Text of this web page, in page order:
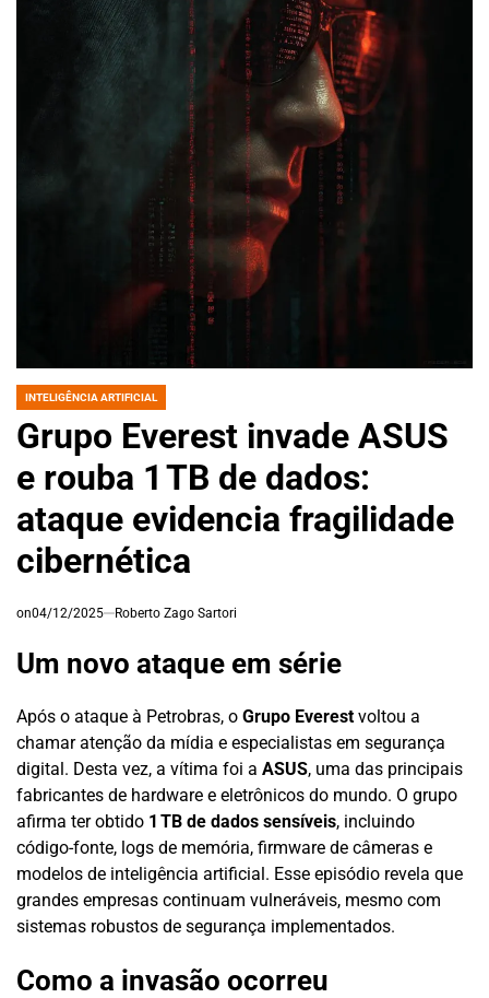
POSTED
INTELIGÊNCIA ARTIFICIAL
Grupo Everest invade ASUS
e rouba 1 TB de dados:
ataque evidencia fragilidade
cibernética
on04/12/2025 Roberto Zago Sartori
Um novo ataque em série
Após o ataque à Petrobras, o Grupo Everest voltou a
chamar atenção da mídia e especialistas em segurança
digital. Desta vez, a vítima foi a ASUS, uma das principais
fabricantes de hardware e eletrônicos do mundo. O grupo
afirma ter obtido 1 TB de dados sensíveis, incluindo
código-fonte, logs de memória, firmware de câmeras e
modelos de inteligência artificial. Esse episódio revela que
grandes empresas continuam vulneráveis, mesmo com
sistemas robustos de segurança implementados.
Como a invasão ocorreu